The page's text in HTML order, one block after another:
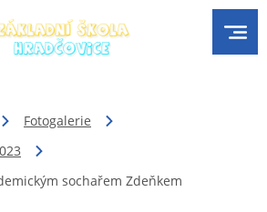
Fotogalerie
sochařem Zdeňkem